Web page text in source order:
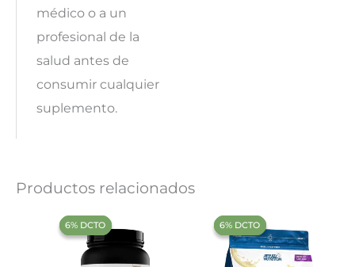
médico o a un
profesional de la
salud antes de
consumir cualquier
suplemento.
Productos relacionados
‍6% DCTO‍‍
‍6% DCTO‍‍ ‍6% DCTO‍‍
‍6% DCTO‍‍